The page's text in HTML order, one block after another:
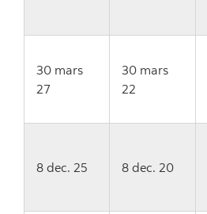
30 mars
27
30 mars
22
8 dec. 25 8 dec. 20